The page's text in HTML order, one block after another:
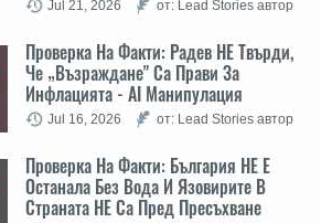
Jul 21, 2026 от: Lead Stories автор
Проверка На Факти: Радев НЕ Твърди,
Че „Възраждане" Са Прави За
Инфлацията - AI Манипулация
Jul 16, 2026 от: Lead Stories автор
Проверка На Факти: България НЕ Е
Останала Без Вода И Язовирите В
Страната НЕ Са Пред Пресъхване